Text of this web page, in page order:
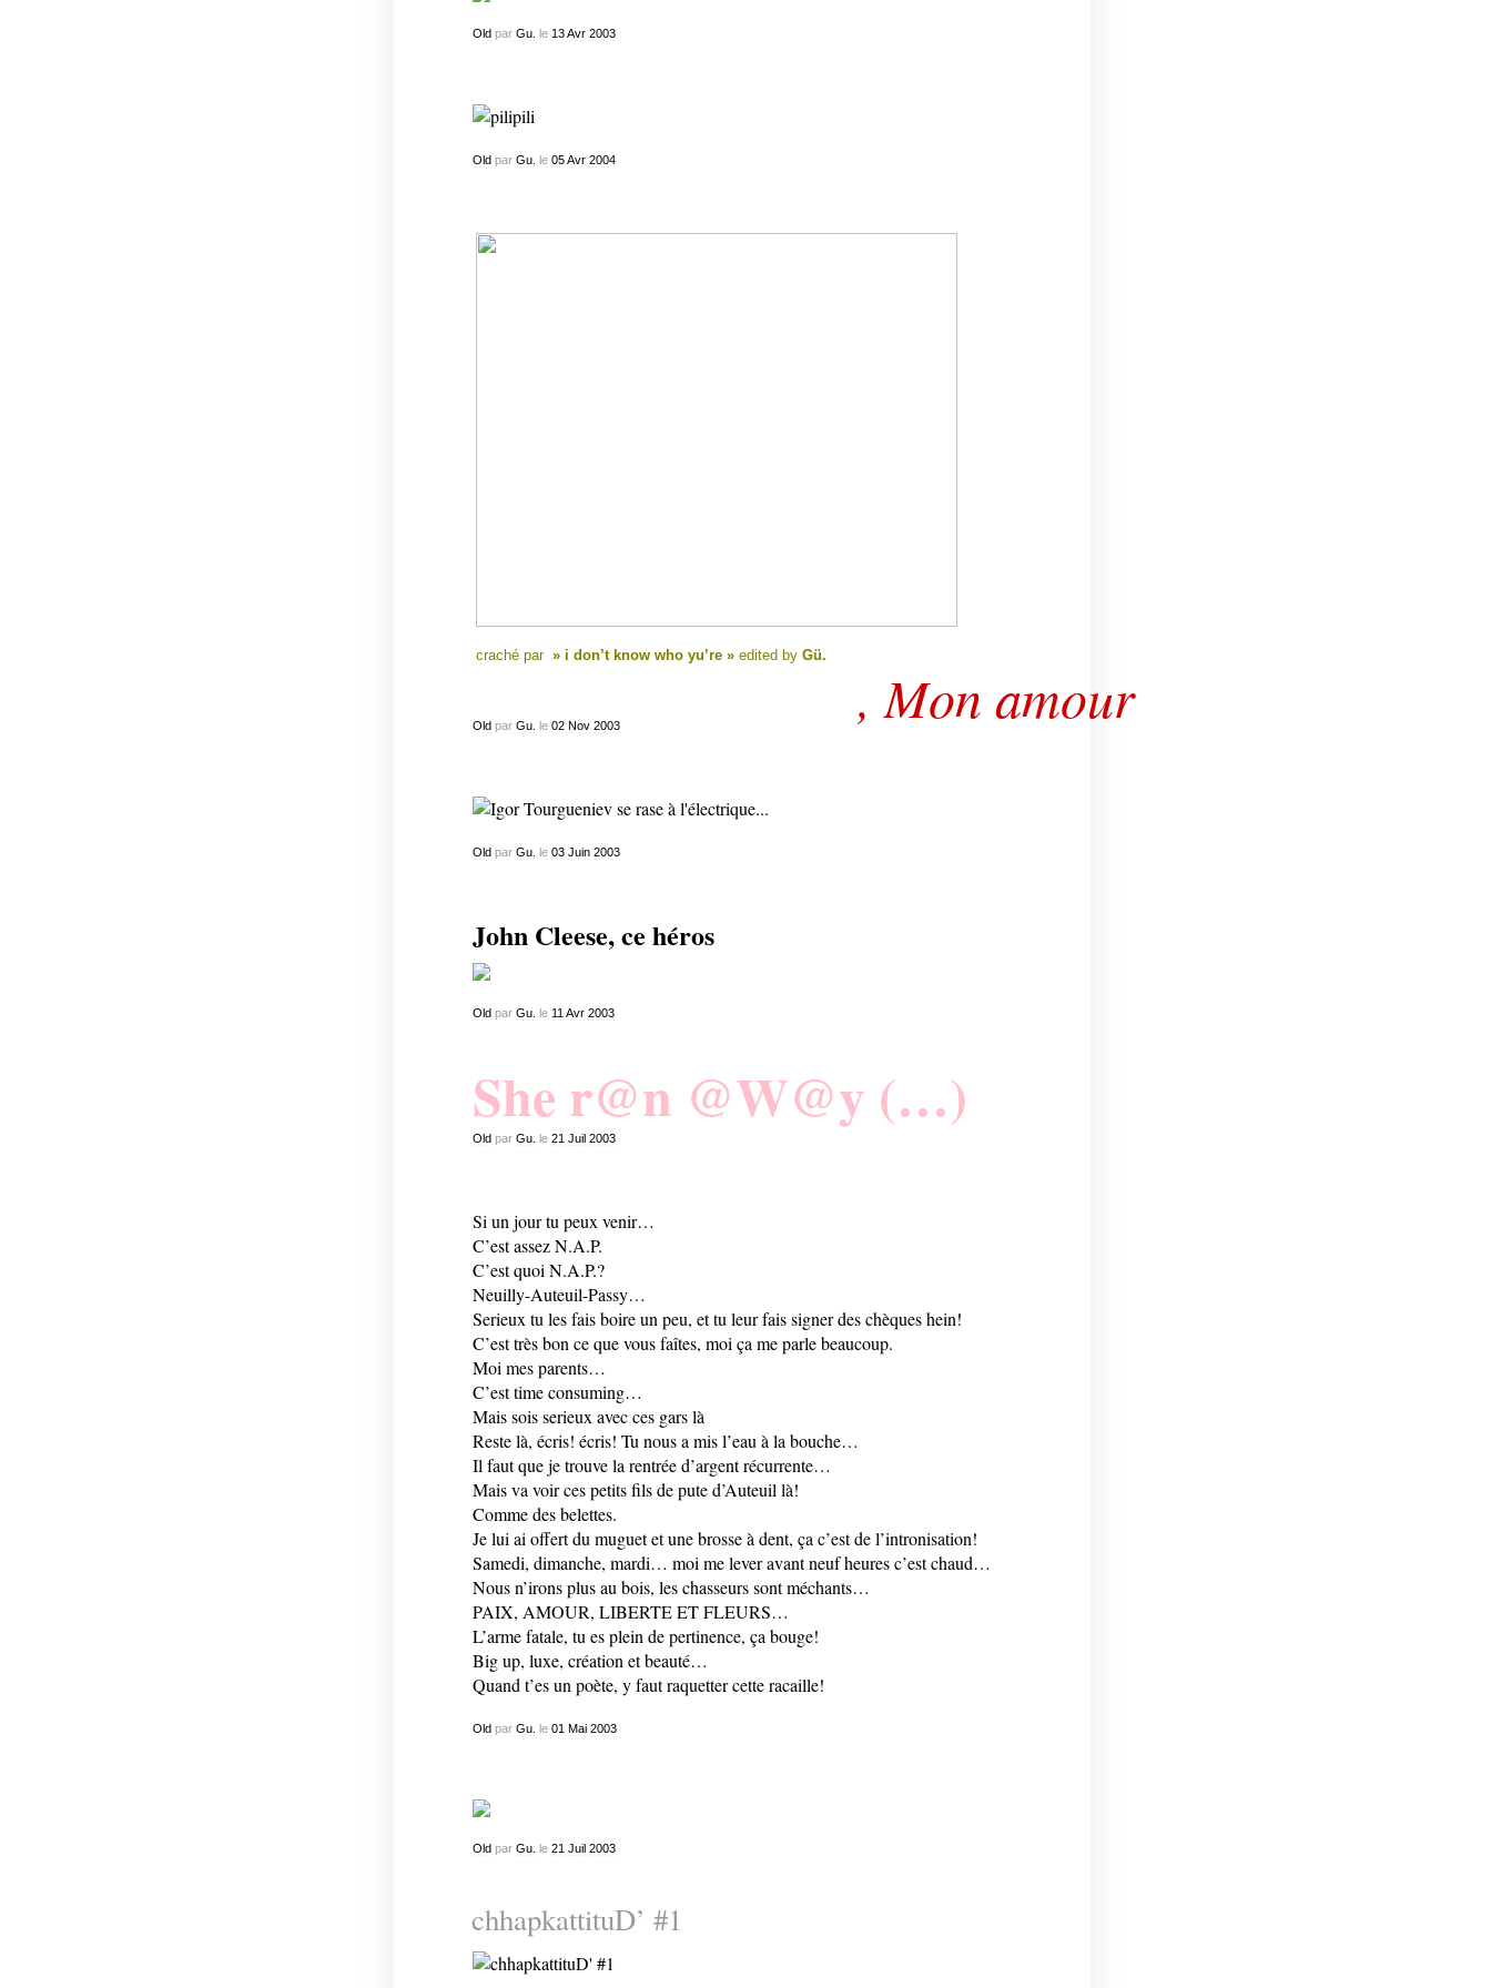
Oldpar Gu. le 13 Avr 2003
Oldpar Gu. le 05 Avr 2004
craché par » i don’t know who yu’re »edited by Gü.
, Mon amour
Old par Gu. le 02 Nov 2003
Old par Gu. le 03 Juin 2003
John Cleese, ce héros
Oldpar Gu. le 11 Avr 2003
She r@n @W@y (…)
Old par Gu. le 21 Juil 2003
Si un jour tu peux venir…
C’est assez N.A.P.
C’est quoi N.A.P.?
Neuilly-Auteuil-Passy…
Serieux tu les fais boire un peu, et tu leur fais signer des chèques hein!
C’est très bon ce que vous faîtes, moi ça me parle beaucoup.
Moi mes parents…
C’est time consuming…
Mais sois serieux avec ces gars là
Reste là, écris! écris! Tu nous a mis l’eau à la bouche…
Il faut que je trouve la rentrée d’argent récurrente…
Mais va voir ces petits fils de pute d’Auteuil là!
Comme des belettes.
Je lui ai offert du muguet et une brosse à dent, ça c’est de l’intronisation!
Samedi, dimanche, mardi… moi me lever avant neuf heures c’est chaud…
Nous n’irons plus au bois, les chasseurs sont méchants…
PAIX, AMOUR, LIBERTE ET FLEURS…
L’arme fatale, tu es plein de pertinence, ça bouge!
Big up, luxe, création et beauté…
Quand t’es un poète, y faut raquetter cette racaille!
Old par Gu. le 01 Mai 2003
Oldpar Gu. le 21 Juil 2003
chhapkattituD’ #1